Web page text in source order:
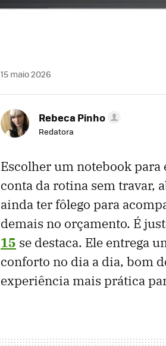
15 maio 2026
Rebeca Pinho
Redatora
Escolher um notebook
conta da rotina sem travar,
ainda ter fôlego para
demais no orçamento. É
15 se destaca. Ele entrega
conforto no dia a dia, bom
experiência mais prática